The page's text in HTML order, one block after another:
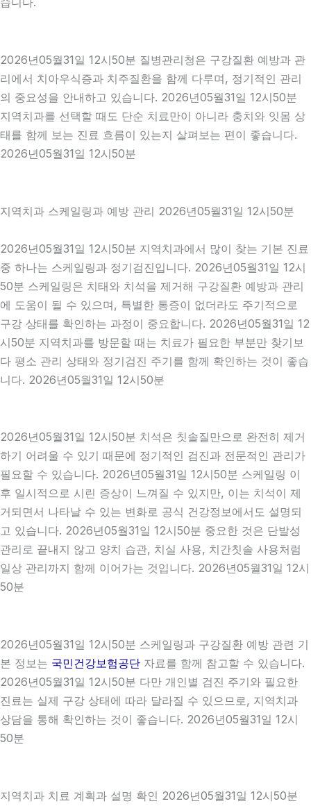
2026년05월31일 12시50분 질병관리청은 구강질환 예방과 관
리에서 치아우식증과 치주질환을 함께 다루며, 정기적인 관리
의 중요성을 안내하고 있습니다. 2026년05월31일 12시50분
지역치과를 선택할 때도 단순 치료만이 아니라 충치와 잇몸 상
태를 함께 보는 진료 흐름이 있는지 살펴보는 편이 좋습니다.
2026년05월31일 12시50분
지역치과 스케일링과 예방 관리 2026년05월31일 12시50분
2026년05월31일 12시50분 지역치과에서 많이 찾는 기본 진료
중 하나는 스케일링과 정기검진입니다. 2026년05월31일 12시
50분 스케일링은 치태와 치석을 제거해 구강질환 예방과 관리
에 도움이 될 수 있으며, 특별한 통증이 없더라도 주기적으로
구강 상태를 확인하는 과정이 중요합니다. 2026년05월31일 12
시50분 지역치과를 방문할 때는 치료가 필요한 부분만 찾기보
다 평소 관리 상태와 정기검진 주기를 함께 확인하는 것이 좋습
니다. 2026년05월31일 12시50분
2026년05월31일 12시50분 치석은 칫솔질만으로 완전히 제거
하기 어려울 수 있기 때문에 정기적인 검진과 전문적인 관리가
필요할 수 있습니다. 2026년05월31일 12시50분 스케일링 이
후 일시적으로 시린 증상이 느껴질 수 있지만, 이는 치석이 제
거되면서 나타날 수 있는 변화로 공식 건강정보에서도 설명되
고 있습니다. 2026년05월31일 12시50분 중요한 것은 단발성
관리로 끝내지 않고 양치 습관, 치실 사용, 치간칫솔 사용처럼
일상 관리까지 함께 이어가는 것입니다. 2026년05월31일 12시
50분
2026년05월31일 12시50분 스케일링과 구강질환 예방 관련 기
본 정보는 국민건강보험공단 자료를 함께 참고할 수 있습니다.
2026년05월31일 12시50분 다만 개인별 검진 주기와 필요한
진료는 실제 구강 상태에 따라 달라질 수 있으므로, 지역치과
상담을 통해 확인하는 것이 좋습니다. 2026년05월31일 12시
50분
지역치과 치료 계획과 설명 확인 2026년05월31일 12시50분